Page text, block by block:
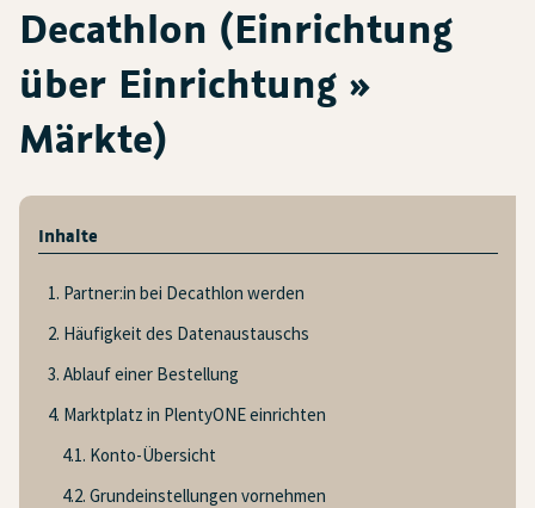
Decathlon (Einrichtung
über Einrichtung »
Märkte)
Inhalte
1. Partner:in bei Decathlon werden
2. Häufigkeit des Datenaustauschs
3. Ablauf einer Bestellung
4. Marktplatz in PlentyONE einrichten
4.1. Konto-Übersicht
4.2. Grundeinstellungen vornehmen